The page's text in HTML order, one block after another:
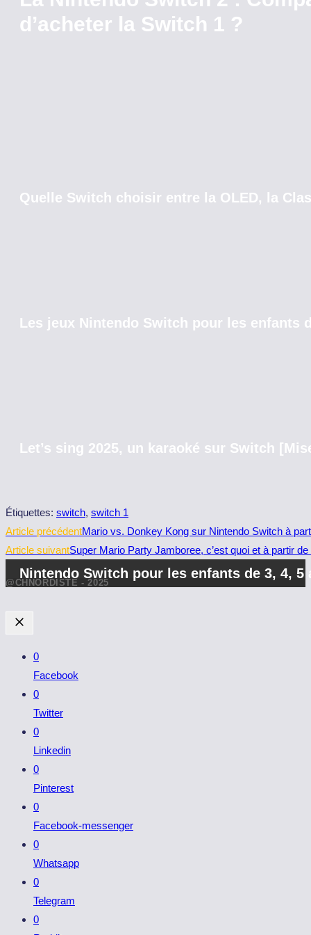
d’acheter la Switch 1 ?
Quelle Switch choisir entre la OLED, la
Les jeux Nintendo Switch pour les enfants
Let’s sing 2025, un karaoké sur Switch
Nintendo Switch pour les enfants de 3, 4, 5
Étiquettes: switch, switch 1
Read
more
articles
Article précédentMario vs. Donkey Kong sur Nintendo Switch à
Article suivantSuper Mario Party Jamboree, c’est quoi et à partir de
@CHNORDISTE - 2025
0
Facebook
0
Twitter
0
Linkedin
0
Pinterest
0
Facebook-messenger
0
Whatsapp
0
Telegram
0